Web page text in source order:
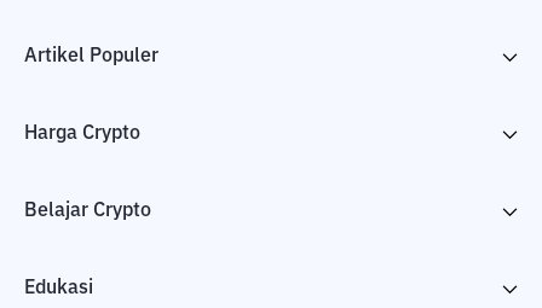
Artikel Populer
Harga Crypto
Belajar Crypto
Edukasi